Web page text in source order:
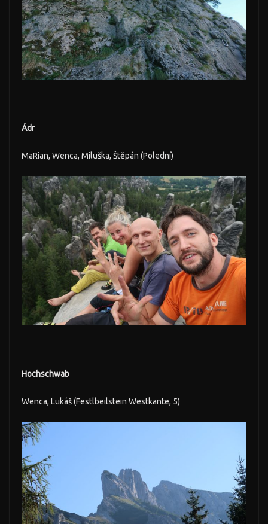
Ádr
MaRian, Wenca, Miluška, Štěpán (Polední)
Hochschwab
Wenca, Lukáš (Festlbeilstein Westkante, 5)